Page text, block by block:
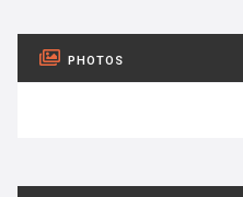
PHOTOS